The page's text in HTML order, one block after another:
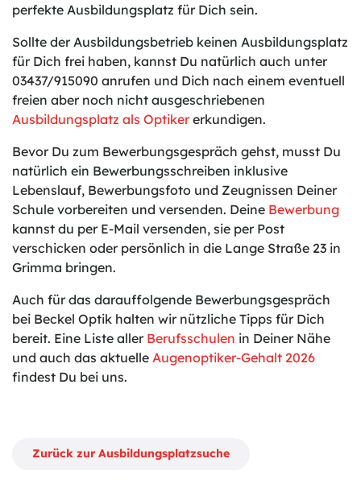
perfekte Ausbildungsplatz für Dich sein.
Sollte der Ausbildungsbetrieb keinen Ausbildungsplatz
für Dich frei haben, kannst Du natürlich auch unter
03437/915090 anrufen und Dich nach einem eventuell
freien aber noch nicht ausgeschriebenen
Ausbildungsplatz als Optiker erkundigen.
Bevor Du zum Bewerbungsgespräch gehst, musst Du
natürlich ein Bewerbungsschreiben inklusive
Lebenslauf, Bewerbungsfoto und Zeugnissen Deiner
Schule vorbereiten und versenden. Deine Bewerbung
kannst du per E-Mail versenden, sie per Post
verschicken oder persönlich in die Lange Straße 23 in
Grimma bringen.
Auch für das darauffolgende Bewerbungsgespräch
bei Beckel Optik halten wir nützliche Tipps für Dich
bereit. Eine Liste aller Berufsschulen in Deiner Nähe
und auch das aktuelle Augenoptiker-Gehalt 2026
findest Du bei uns.
Zurück zur Ausbildungsplatzsuche